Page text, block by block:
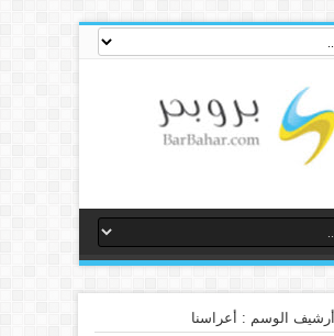
أرشيف الوسم : أعراسنا